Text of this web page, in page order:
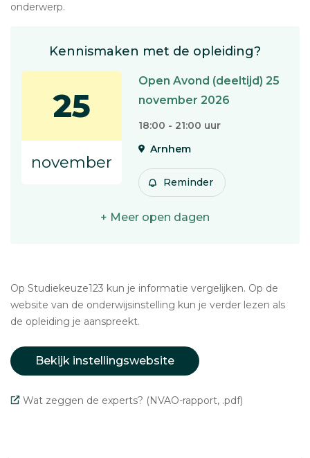
onderwerp.
Kennismaken met de opleiding?
25
november
Open Avond (deeltijd) 25
november 2026
18:00 - 21:00 uur
Arnhem
Reminder
+ Meer open dagen
Op Studiekeuze123 kun je informatie vergelijken. Op de
website van de onderwijsinstelling kun je verder lezen als
de opleiding je aanspreekt.
Bekijk instellingswebsite
Wat zeggen de experts? (NVAO-rapport, .pdf)